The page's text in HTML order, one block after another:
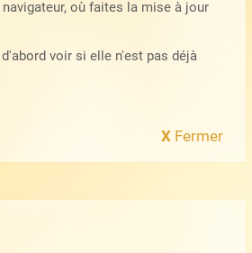
où faites la mise à jour
voir si elle n'est pas déjà
XFermer